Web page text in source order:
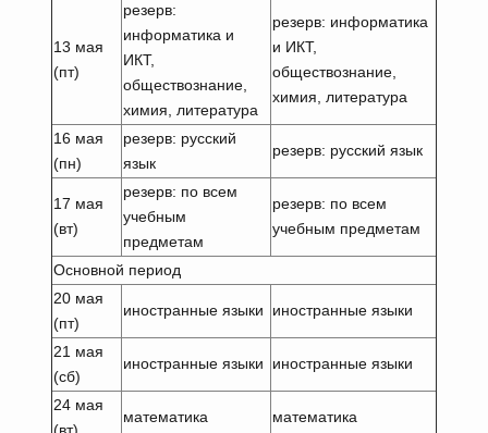
13 мая
(пт)
резерв:
информатика и
ИКТ,
обществознание,
химия, литература
резерв: информатика
и ИКТ,
обществознание,
химия, литература
16 мая
(пн)
резерв: русский
язык
резерв: русский язык
17 мая
(вт)
резерв: по всем
учебным
предметам
резерв: по всем
учебным предметам
Основной период
20 мая
(пт)
иностранные языки иностранные языки
21 мая
(сб)
иностранные языки иностранные языки
24 мая
математика математика